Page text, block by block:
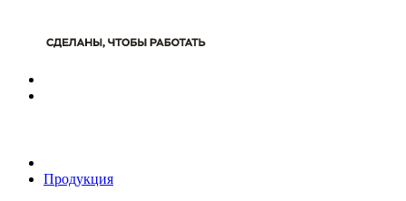
Продукция